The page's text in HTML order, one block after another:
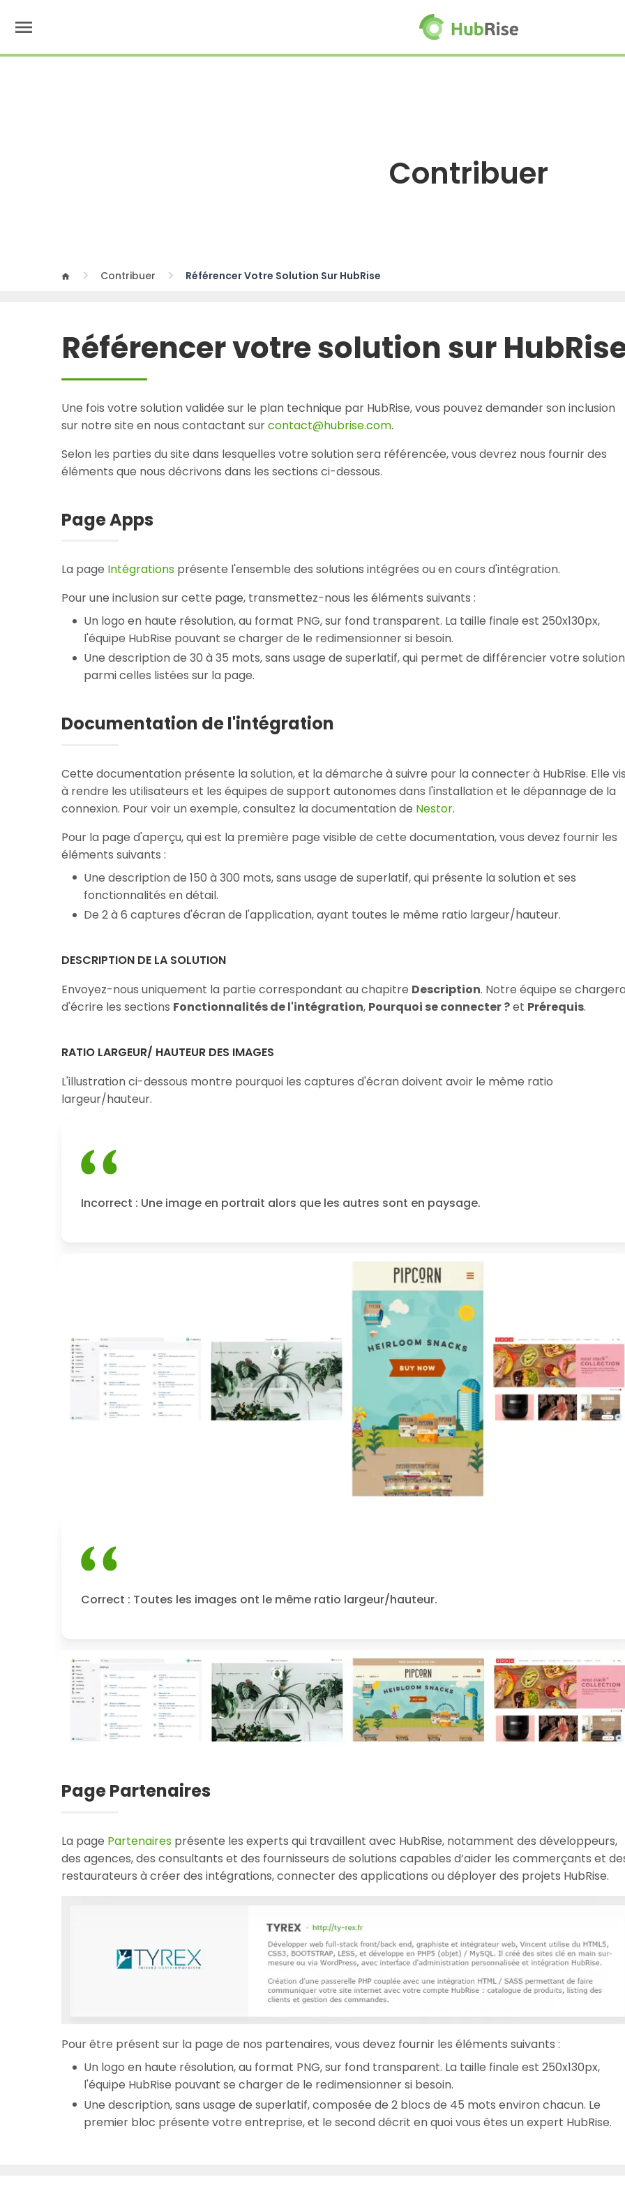
menu
Contribuer
home Contribuer Référencer Votre Solution Sur HubRise
Référencer votre solution sur
Une fois votre solution validée sur le plan technique par HubRise, vous pouvez demander son inclusion
sur notre site en nous contactant surcontact@hubrise.com.
Selon les parties du site dans lesquelles votre solution sera référencée, vous devrez nous fournir des
éléments que nous décrivons dans les sections ci-dessous.
Page Apps
La page Intégrations présente l'ensemble des solutions intégrées ou en cours d'intégration.
Pour une inclusion sur cette page, transmettez-nous les éléments suivants :
Un logo en haute résolution, au format PNG, sur fond transparent. La taille finale est 250x130px,
l'équipe HubRise pouvant se charger de le redimensionner si besoin.
Une description de 30 à 35 mots, sans usage de superlatif, qui permet de différencier votre solution
parmi celles listées sur la page.
Documentation de l'intégration
Cette documentation présente la solution, et la démarche à suivre pour la connecter à HubRise. Elle
à rendre les utilisateurs et les équipes de support autonomes dans l'installation et le dépannage de la
connexion. Pour voir un exemple, consultez la documentation de Nestor.
Pour la page d'aperçu, qui est la première page visible de cette documentation, vous devez fournir les
éléments suivants :
Une description de 150 à 300 mots, sans usage de superlatif, qui présente la solution et ses
fonctionnalités en détail.
De 2 à 6 captures d'écran de l'application, ayant toutes le même ratio largeur/hauteur.
DESCRIPTION DE LA SOLUTION
Envoyez-nous uniquement la partie correspondant au chapitre Description. Notre équipe se
d'écrire les sections Fonctionnalités de l'intégration, Pourquoi se connecter ?et Prérequis.
RATIO LARGEUR/ HAUTEUR DES IMAGES
L'illustration ci-dessous montre pourquoi les captures d'écran doivent avoir le même ratio
largeur/hauteur.
Incorrect : Une image en portrait alors que les autres sont en paysage.
Correct : Toutes les images ont le même ratio largeur/hauteur.
Page Partenaires
La page Partenaires présente les experts qui travaillent avec HubRise, notamment des développeurs,
des agences, des consultants et des fournisseurs de solutions capables d’aider les commerçants et
restaurateurs à créer des intégrations, connecter des applications ou déployer des projets HubRise.
Pour être présent sur la page de nos partenaires, vous devez fournir les éléments suivants :
Un logo en haute résolution, au format PNG, sur fond transparent. La taille finale est 250x130px,
l'équipe HubRise pouvant se charger de le redimensionner si besoin.
Une description, sans usage de superlatif, composée de 2 blocs de 45 mots environ chacun. Le
premier bloc présente votre entreprise, et le second décrit en quoi vous êtes un expert HubRise.